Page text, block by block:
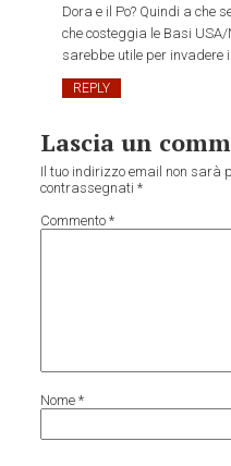
Dora e il Po? Quindi a che
che costeggia le Basi USA/
sarebbe utile per invadere
REPLY
Lascia un
Il tuo indirizzo email non sarà
contrassegnati*
Commento*
Nome*